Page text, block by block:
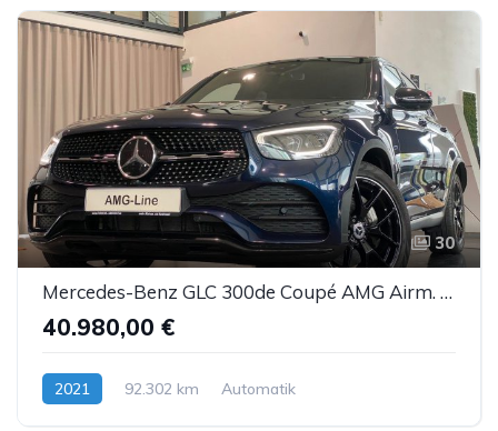
30
Mercedes-Benz GLC 300de Coupé AMG Airm. Burm. Sbel HUD DTR AHK
40.980,00 €
2021 92.302 km
Automatik